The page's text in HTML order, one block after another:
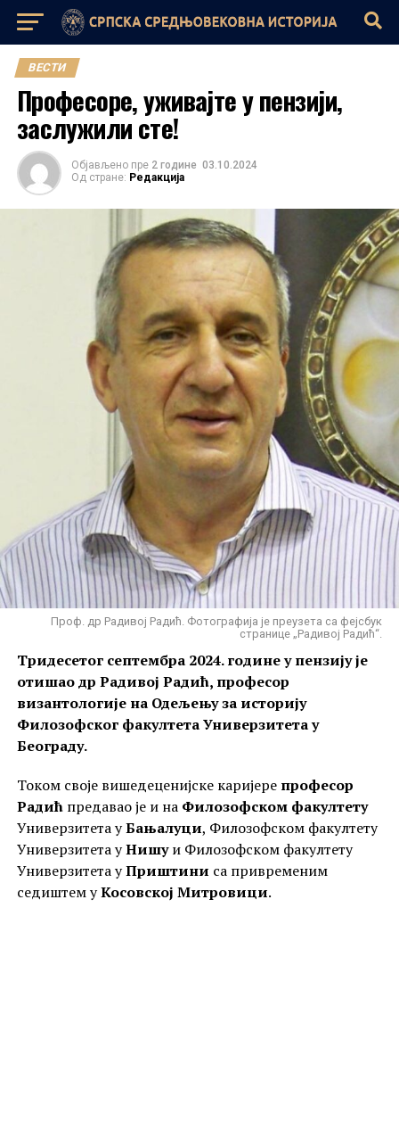
ВЕСТИ
Професоре, уживајте у пензији,
заслужили сте!
Објављено пре 2 године 03.10.2024
Од стране: Редакција
Проф. др Радивој Радић. Фотографија је преузета са фејсбук
странице „Радивој Радић“.
Тридесетог септембра 2024. године у пензију је
отишао др Радивој Радић, професор
византологије на Одељењу за историју
Филозофског факултета Универзитета у
Београду.
Током своје вишедеценијске каријере професор
Радићпредавао је и на Филозофском факултету
Универзитета уБањалуци, Филозофском факултету
Универзитета уНишуи Филозофском факултету
Универзитета уПриштини са привременим
седиштем уКосовској Митровици.